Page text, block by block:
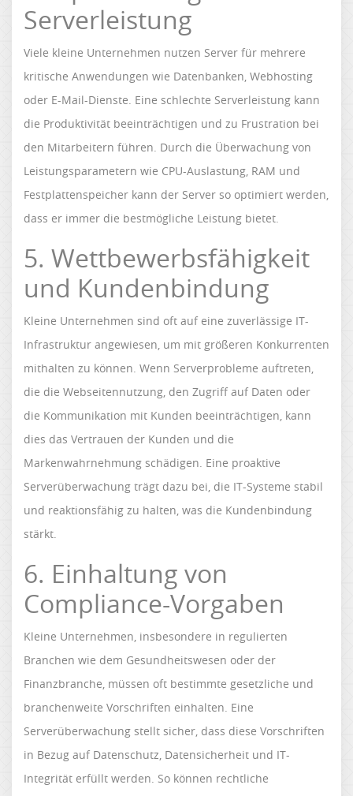
Serverleistung
Viele kleine Unternehmen nutzen Server für mehrere
kritische Anwendungen wie Datenbanken, Webhosting
oder E-Mail-Dienste. Eine schlechte Serverleistung kann
die Produktivität beeinträchtigen und zu Frustration bei
den Mitarbeitern führen. Durch die Überwachung von
Leistungsparametern wie CPU-Auslastung, RAM und
Festplattenspeicher kann der Server so optimiert werden,
dass er immer die bestmögliche Leistung bietet.
5. Wettbewerbsfähigkeit
und Kundenbindung
Kleine Unternehmen sind oft auf eine zuverlässige IT-
Infrastruktur angewiesen, um mit größeren Konkurrenten
mithalten zu können. Wenn Serverprobleme auftreten,
die die Webseitennutzung, den Zugriff auf Daten oder
die Kommunikation mit Kunden beeinträchtigen, kann
dies das Vertrauen der Kunden und die
Markenwahrnehmung schädigen. Eine proaktive
Serverüberwachung trägt dazu bei, die IT-Systeme stabil
und reaktionsfähig zu halten, was die Kundenbindung
stärkt.
6. Einhaltung von
Compliance-Vorgaben
Kleine Unternehmen, insbesondere in regulierten
Branchen wie dem Gesundheitswesen oder der
Finanzbranche, müssen oft bestimmte gesetzliche und
branchenweite Vorschriften einhalten. Eine
Serverüberwachung stellt sicher, dass diese Vorschriften
in Bezug auf Datenschutz, Datensicherheit und IT-
Integrität erfüllt werden. So können rechtliche